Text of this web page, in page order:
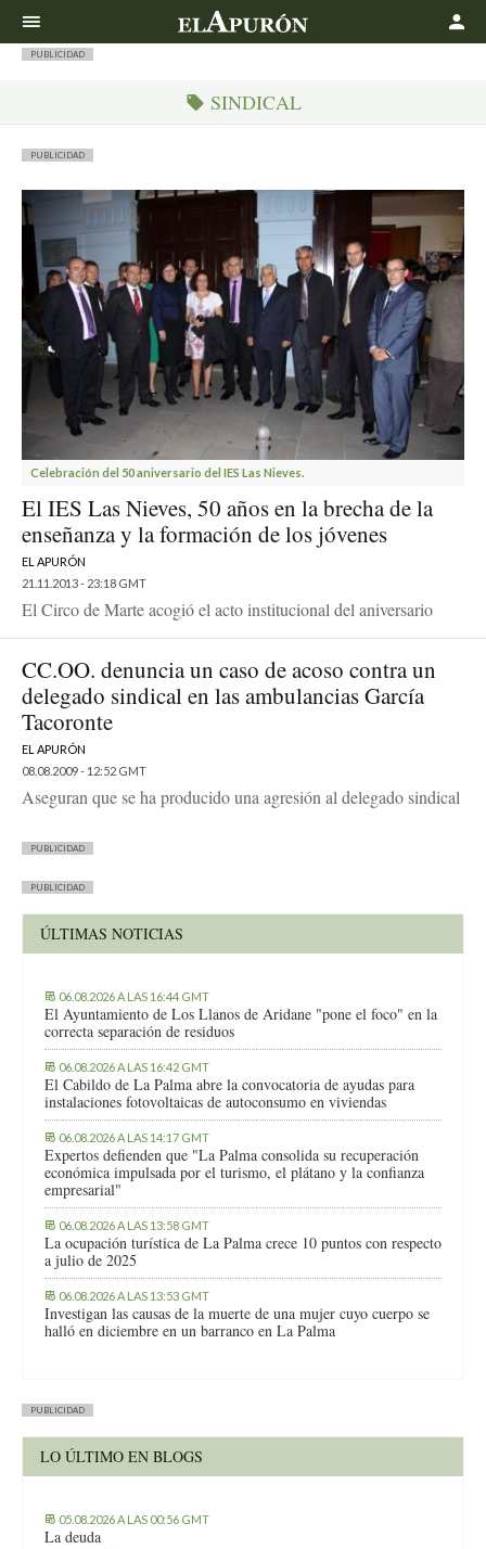
PUBLICIDAD
SINDICAL
PUBLICIDAD
Celebración del 50 aniversario del IES Las Nieves.
El IES Las Nieves, 50 años en la brecha de la
enseñanza y la formación de los jóvenes
EL APURÓN
21.11.2013 - 23:18 GMT
El Circo de Marte acogió el acto institucional del aniversario
CC.OO. denuncia un caso de acoso contra un
delegado sindical en las ambulancias García
Tacoronte
EL APURÓN
08.08.2009 - 12:52 GMT
Aseguran que se ha producido una agresión al delegado sindical
PUBLICIDAD
PUBLICIDAD
ÚLTIMAS NOTICIAS
06.08.2026 A LAS 16:44 GMT
El Ayuntamiento de Los Llanos de Aridane "pone el foco" en la
correcta separación de residuos
06.08.2026 A LAS 16:42 GMT
El Cabildo de La Palma abre la convocatoria de ayudas para
instalaciones fotovoltaicas de autoconsumo en viviendas
06.08.2026 A LAS 14:17 GMT
Expertos defienden que "La Palma consolida su recuperación
económica impulsada por el turismo, el plátano y la confianza
empresarial"
06.08.2026 A LAS 13:58 GMT
La ocupación turística de La Palma crece 10 puntos con respecto
a julio de 2025
06.08.2026 A LAS 13:53 GMT
Investigan las causas de la muerte de una mujer cuyo cuerpo se
halló en diciembre en un barranco en La Palma
PUBLICIDAD
LO ÚLTIMO EN BLOGS
05.08.2026 A LAS 00:56 GMT
La deuda